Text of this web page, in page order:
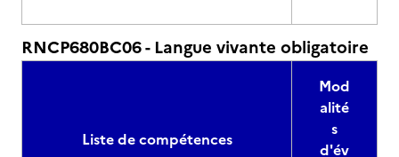
RNCP680BC06 - Langue vivante obligatoire
Liste de compétences
Mod
alité
s
d'év